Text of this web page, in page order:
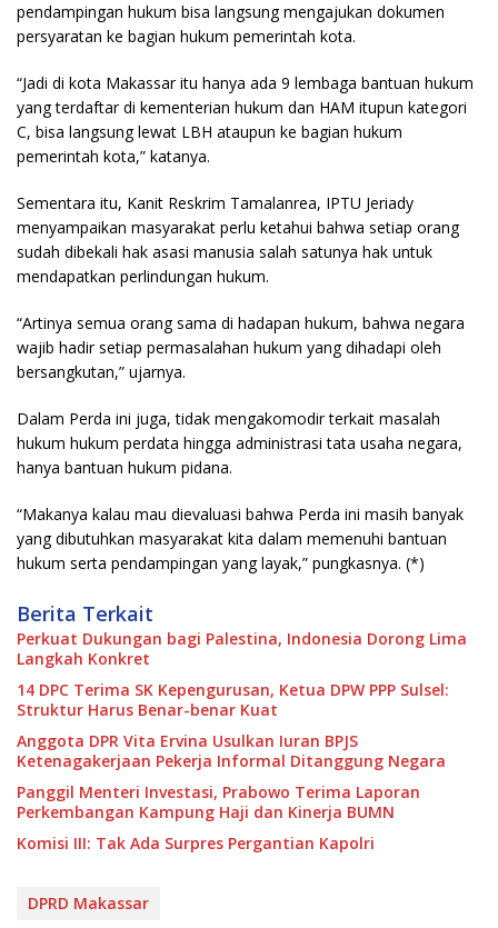
pendampingan hukum bisa langsung mengajukan dokumen
persyaratan ke bagian hukum pemerintah kota.
“Jadi di kota Makassar itu hanya ada 9 lembaga bantuan hukum
yang terdaftar di kementerian hukum dan HAM itupun kategori
C, bisa langsung lewat LBH ataupun ke bagian hukum
pemerintah kota,” katanya.
Sementara itu, Kanit Reskrim Tamalanrea, IPTU Jeriady
menyampaikan masyarakat perlu ketahui bahwa setiap orang
sudah dibekali hak asasi manusia salah satunya hak untuk
mendapatkan perlindungan hukum.
“Artinya semua orang sama di hadapan hukum, bahwa negara
wajib hadir setiap permasalahan hukum yang dihadapi oleh
bersangkutan,” ujarnya.
Dalam Perda ini juga, tidak mengakomodir terkait masalah
hukum hukum perdata hingga administrasi tata usaha negara,
hanya bantuan hukum pidana.
“Makanya kalau mau dievaluasi bahwa Perda ini masih banyak
yang dibutuhkan masyarakat kita dalam memenuhi bantuan
hukum serta pendampingan yang layak,” pungkasnya. (*)
Berita Terkait
Perkuat Dukungan bagi Palestina, Indonesia Dorong Lima
Langkah Konkret
14 DPC Terima SK Kepengurusan, Ketua DPW PPP Sulsel:
Struktur Harus Benar-benar Kuat
Anggota DPR Vita Ervina Usulkan Iuran BPJS
Ketenagakerjaan Pekerja Informal Ditanggung Negara
Panggil Menteri Investasi, Prabowo Terima Laporan
Perkembangan Kampung Haji dan Kinerja BUMN
Komisi III: Tak Ada Surpres Pergantian Kapolri
DPRD Makassar